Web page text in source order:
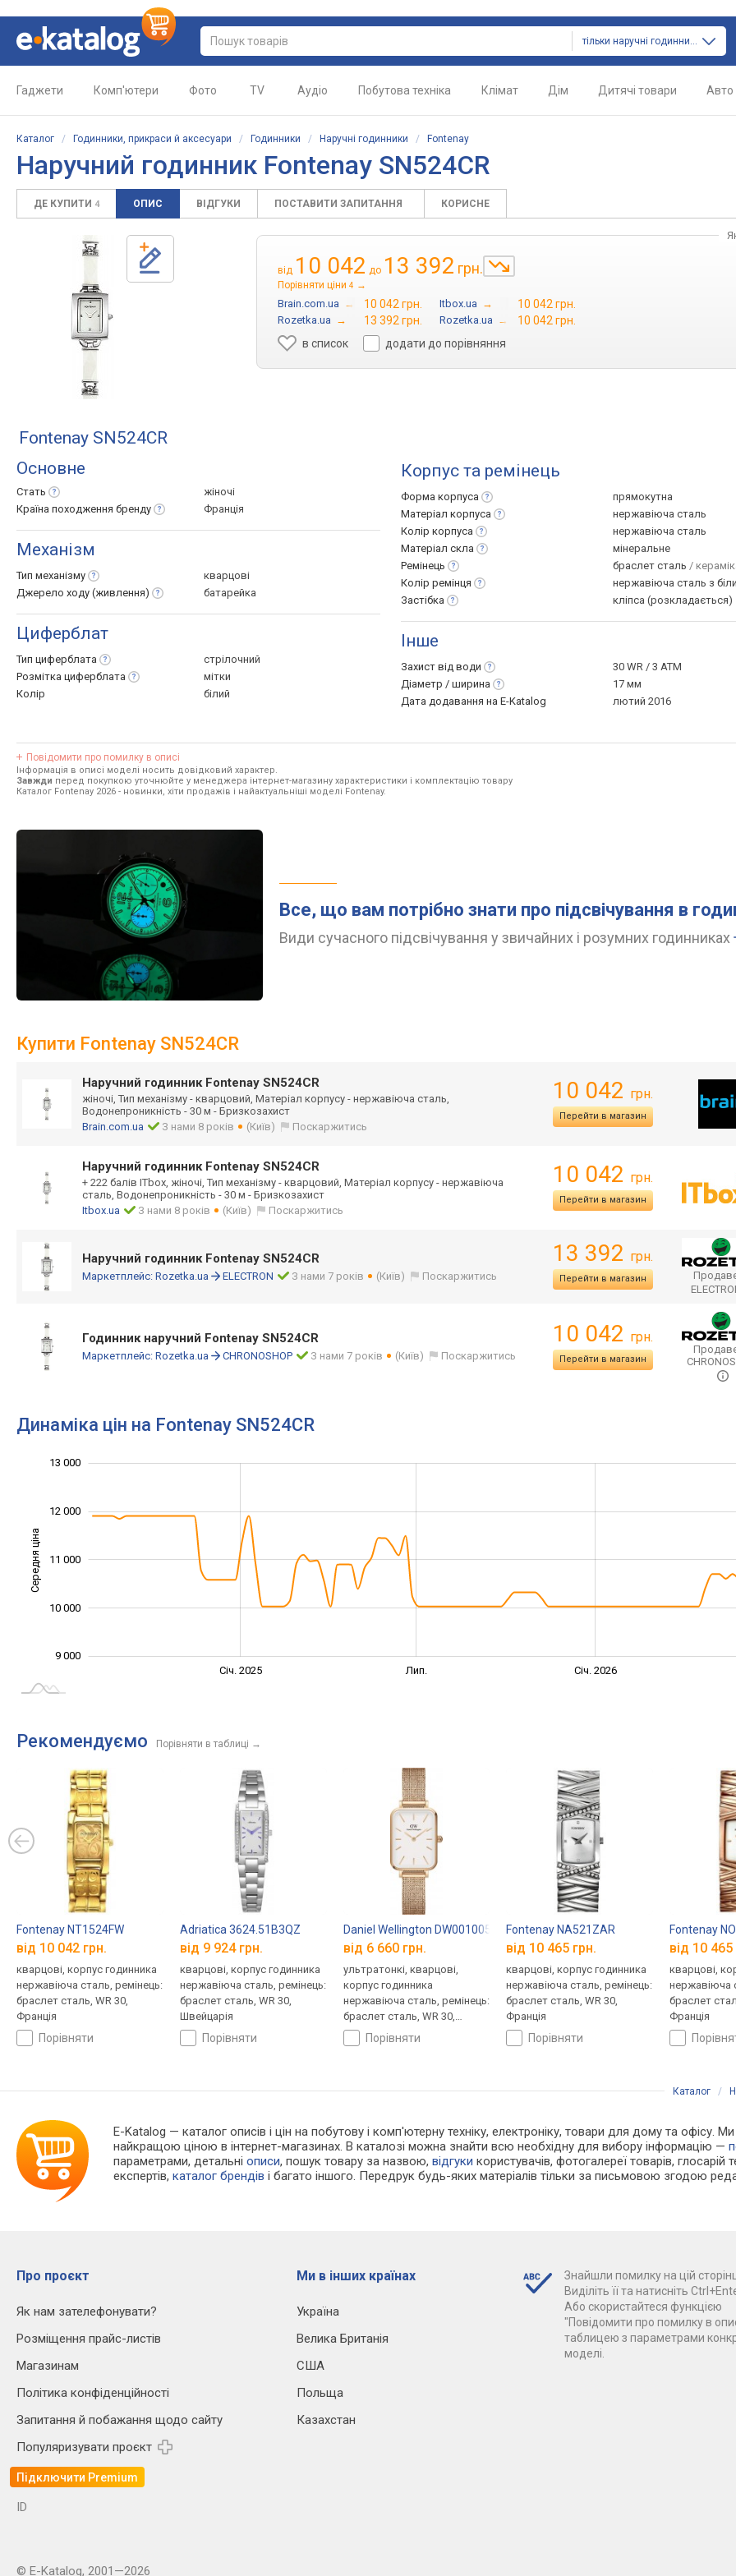
тільки наручні годинники
Гаджети Комп'ютери Фото TV Аудіо Побутова техніка Клімат Дім Дитячі товари Авто
Каталог / Годинники, прикраси й аксесуари / Годинники / Наручні годинники / Fontenay
Наручний годинник Fontenay SN524CR
ДЕ КУПИТИ 4 ОПИС ВІДГУКИ ПОСТАВИТИ ЗАПИТАННЯ КОРИСНЕ
від 10 042 до 13 392 грн.
Порівняти ціни 4 →
Brain.com.ua → 10 042 грн. Itbox.ua → 10 042 грн.
Rozetka.ua → 13 392 грн. Rozetka.ua →
10 042 грн.
в список
додати до порівняння
Fontenay SN524CR
Основне
Стать
жіночі
Країна походження бренду Франція
Механізм
Тип механізму
кварцові
Джерело ходу (живлення) батарейка
Циферблат
Тип циферблата
стрілочний
Розмітка циферблата
мітки
Колір
білий
Корпус та ремінець
Форма корпуса
прямокутна
Матеріал корпуса
нержавіюча сталь
Колір корпуса
нержавіюча сталь
Матеріал скла
мінеральне
Ремінець
браслет сталь /
Колір ремінця
нержавіюча сталь з
Застібка
кліпса (розкладається)
Інше
Захист від води
30 WR / 3 ATM
Діаметр / ширина
17 мм
Дата додавання на E-Katalog
лютий 2016
Повідомити про помилку в описі
Інформація в описі моделі носить довідковий характер.
Завжди перед покупкою уточнюйте у менеджера інтернет-магазину характеристики і комплектацію товару
Каталог Fontenay 2026 - новинки, хіти продажів і найактуальніші моделі Fontenay.
Все, що вам потрібно знати про підсвічування в
Види сучасного підсвічування у звичайних і розумних годинниках
Купити Fontenay SN524CR
Наручний годинник Fontenay SN524CR
жіночі, Тип механізму - кварцовий, Матеріал корпусу - нержавіюча сталь,
Водонепроникність - 30 м - Бризкозахист
Brain.com.ua
З нами 8 років (Київ) Поскаржитись
10 042 грн.
Перейти в магазин
Наручний годинник Fontenay SN524CR
+ 222 балів ITbox, жіночі, Тип механізму - кварцовий, Матеріал корпусу - нержавіюча
сталь, Водонепроникність - 30 м - Бризкозахист
Itbox.ua
З нами 8 років (Київ) Поскаржитись
10 042 грн.
Перейти в магазин
Наручний годинник Fontenay SN524CR
Маркетплейс: Rozetka.ua ELECTRON З нами 7 років (Київ) Поскаржитись
13 392 грн.
Перейти в магазин
Годинник наручний Fontenay SN524CR
Маркетплейс: Rozetka.ua CHRONOSHOP З нами 7 років (Київ) Поскаржитись
10 042 грн.
Перейти в магазин
Динаміка цін на Fontenay SN524CR
Середня ціна 10 000
9 000
10 000
11 000
12 000
13 000
Січ. 2025 Лип. Січ. 2026
Рекомендуємо Порівняти в таблиці →
Fontenay NT1524FW
від 10 042 грн.
кварцові, корпус годинника
нержавіюча сталь, ремінець:
браслет сталь, WR 30,
Франція
порівняти
Adriatica 3624.51B3QZ
від 9 924 грн.
кварцові, корпус годинника
нержавіюча сталь, ремінець:
браслет сталь, WR 30,
Швейцарія
порівняти
Daniel Wellington DW00100578
від 6 660 грн.
ультратонкі, кварцові,
корпус годинника
нержавіюча сталь, ремінець:
браслет сталь, WR 30,
Швеціяпорівняти
Fontenay NA521ZAR
від 10 465 грн.
кварцові, корпус годинника
нержавіюча сталь, ремінець:
браслет сталь, WR 30,
Франція
порівняти
Fontenay
від 10 465
кварцові,
нержавіюча
браслет
Франція
Каталог /
E-Katalog — каталог описів і цін на побутову і комп'ютерну техніку, електроніку, товари для дому та офісу.
найкращою ціною в інтернет-магазинах. В каталозі можна знайти всю необхідну для вибору інформацію —
параметрами, детальніописи, пошук товару за назвою,відгуки користувачів, фотогалереї товарів, глосарій
експертів,каталог брендів і багато іншого. Передрук будь-яких матеріалів тільки за письмовою згодою
Про проєкт
Як нам зателефонувати?
Розміщення прайс-листів
Магазинам
Політика конфіденційності
Запитання й побажання щодо сайту
Популяризувати проєкт
Підключити Premium
Ми в інших країнах
Україна
Велика Британія
США
Польща
Казахстан
Знайшли помилку на цій
Виділіть її та натисніть
Або скористайтеся функцією
"Повідомити про помилку в
таблицею з параметрами
моделі.
ID
© E-Katalog, 2001—2026